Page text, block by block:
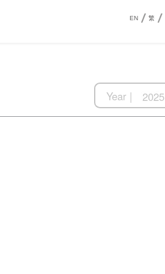
EN 繁
Year | 2025